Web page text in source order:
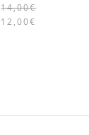
14,00€
12,00€